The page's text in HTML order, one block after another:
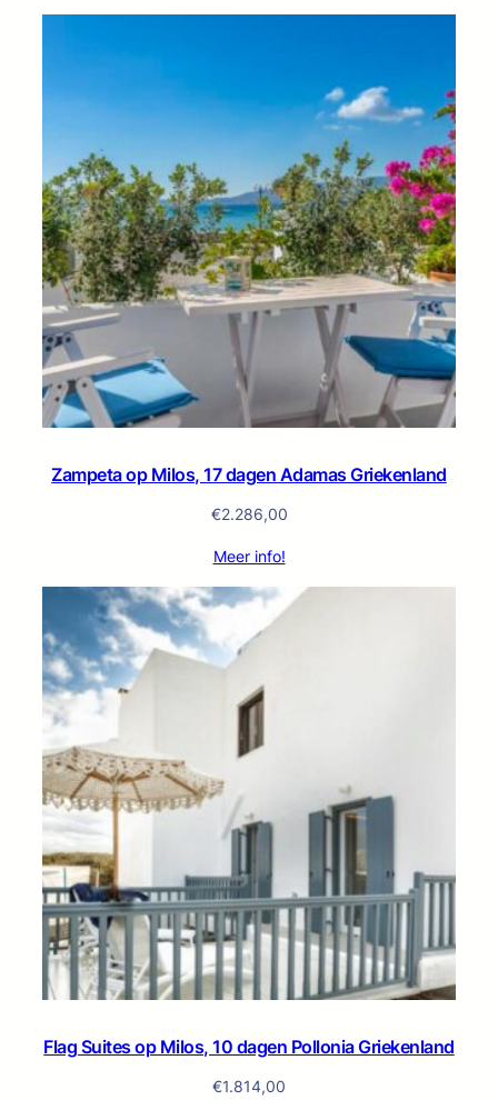
Zampeta op Milos, 17 dagen Adamas Griekenland
€2.286,00
Meer info!
Flag Suites op Milos, 10 dagen Pollonia Griekenland
€1.814,00